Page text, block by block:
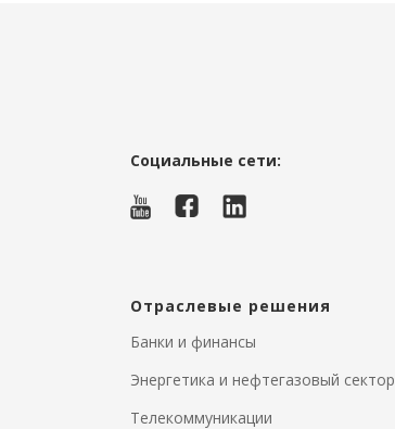
Отраслевые решения
Телекоммуникации
Банки и финансы
Энергетика и нефтегазовый сектор
Социальные сети: